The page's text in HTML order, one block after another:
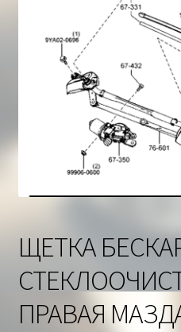
ЩЕТКА
ПРАВАЯ